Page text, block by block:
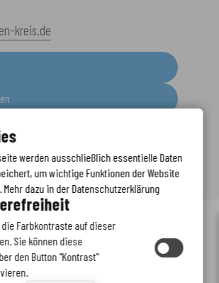
kreis.de
-Datenschutzerklärung Kontaktformular -
Barrierefreiheit
bycm citymedia GmbH
Stand
Ihnen Benachrichtigungen senden
werden ausschließlich essentielle Daten
um wichtige Funktionen der Website
dazu in der Datenschutzerklärung
die Farbkontraste auf dieser
Sie können diese
den Button "Kontrast"